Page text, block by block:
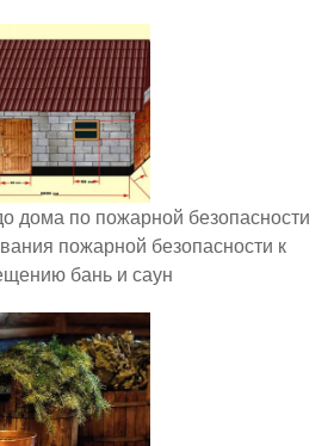
дома по пожарной безопасности
пожарной безопасности к
бань и саун